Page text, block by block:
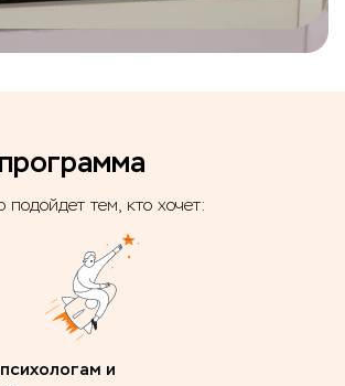
подойдет тем, кто хочет:
и